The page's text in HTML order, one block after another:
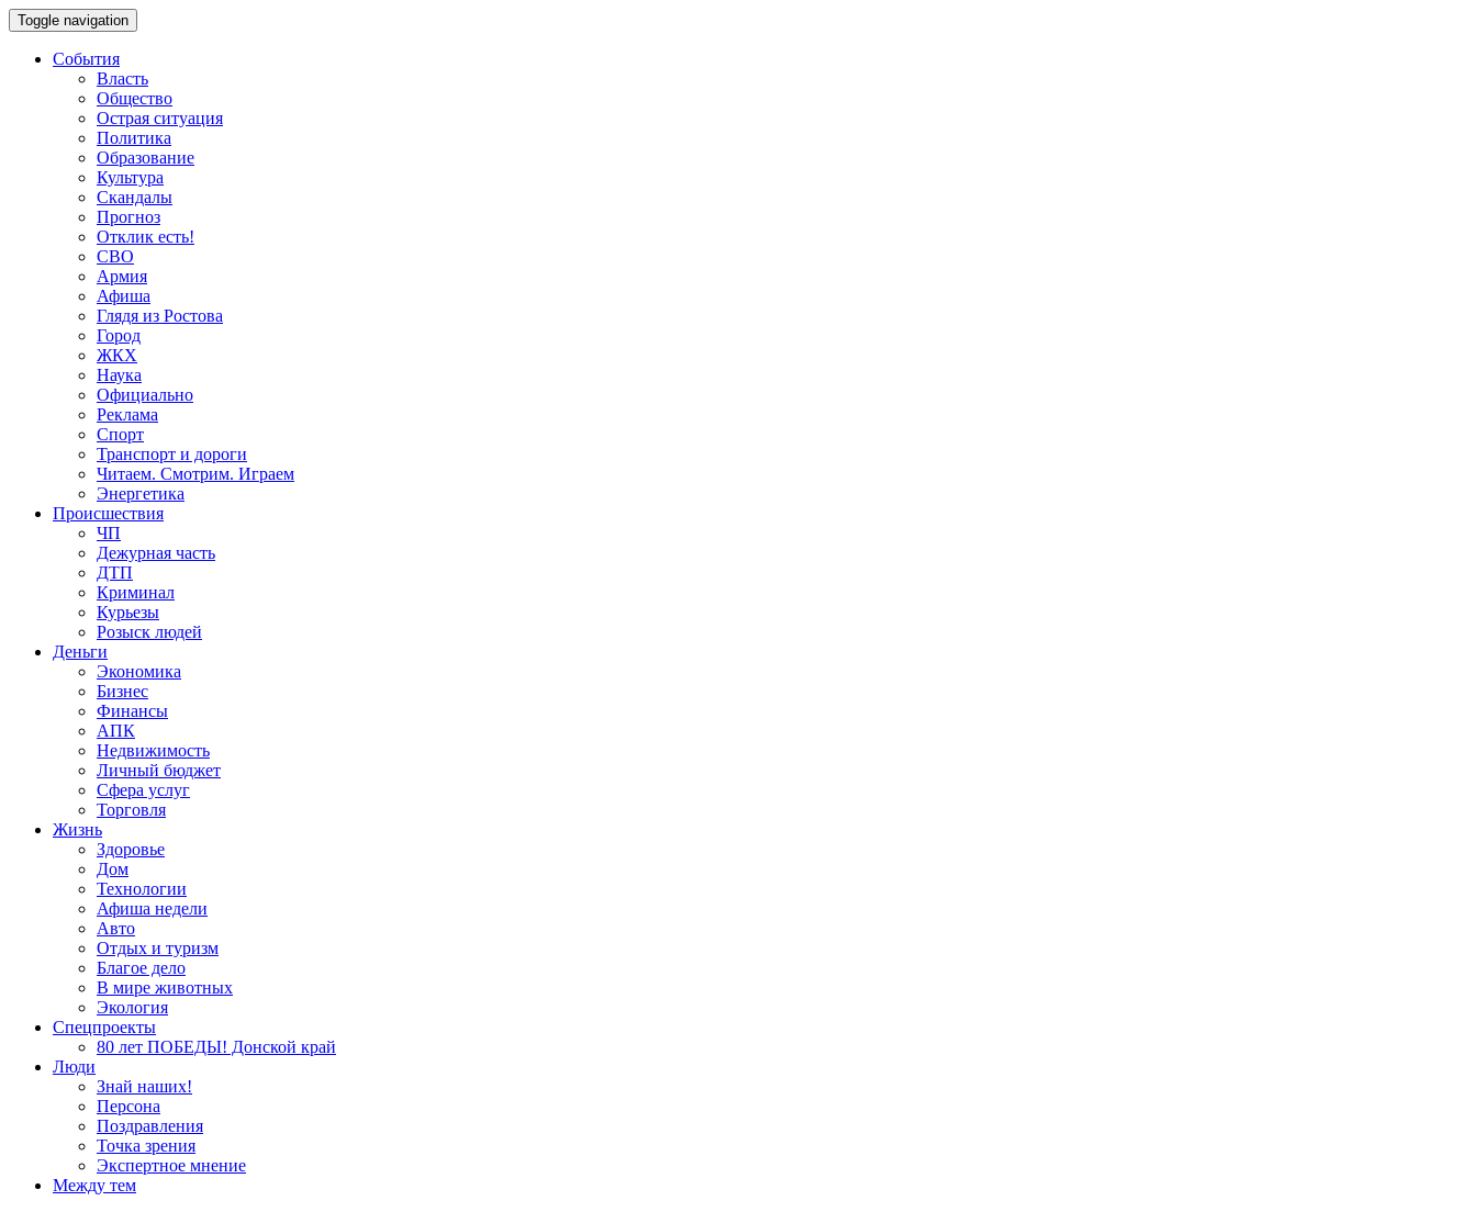
Toggle navigation
События
Власть
Общество
Острая ситуация
Политика
Образование
Культура
Скандалы
Прогноз
Отклик есть!
СВО
Армия
Афиша
Глядя из Ростова
Город
ЖКХ
Наука
Официально
Реклама
Спорт
Транспорт и дороги
Читаем. Смотрим. Играем
Энергетика
Происшествия
ЧП
Дежурная часть
ДТП
Криминал
Курьезы
Розыск людей
Деньги
Экономика
Бизнес
Финансы
АПК
Недвижимость
Личный бюджет
Сфера услуг
Торговля
Жизнь
Здоровье
Дом
Технологии
Афиша недели
Авто
Отдых и туризм
Благое дело
В мире животных
Экология
Спецпроекты
80 лет ПОБЕДЫ! Донской край
Люди
Знай наших!
Персона
Поздравления
Точка зрения
Экспертное мнение
Между тем